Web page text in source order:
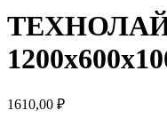
1610,00 ₽